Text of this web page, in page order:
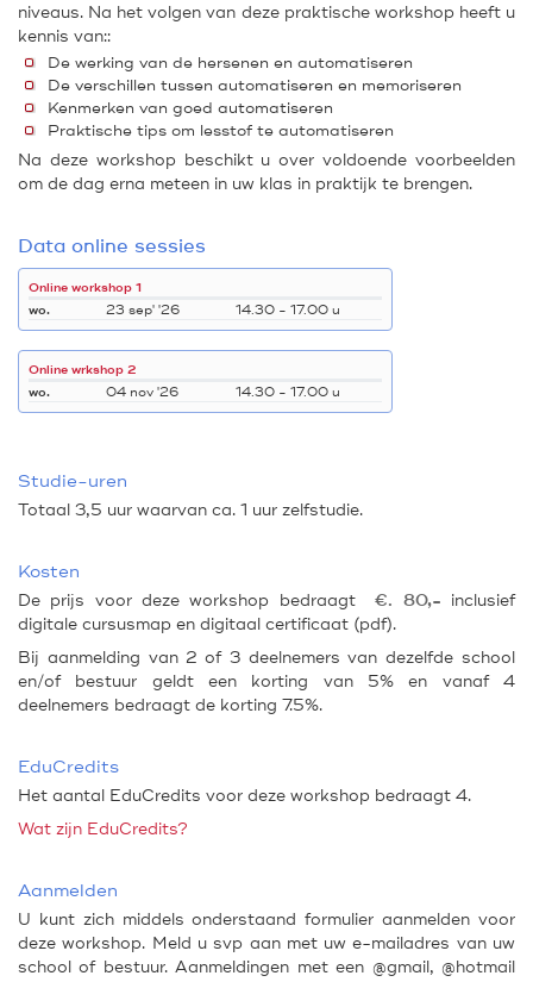
niveaus. Na het volgen van deze praktische workshop heeft u
kennis van::
De werking van de hersenen en automatiseren
De verschillen tussen automatiseren en memoriseren
Kenmerken van goed automatiseren
Praktische tips om lesstof te automatiseren
Na deze workshop beschikt u over voldoende voorbeelden
om de dag erna meteen in uw klas in praktijk te brengen.
Data online sessies
Online workshop 1
wo.
23 sep' '26 14.30 - 17.00 u
Online wrkshop 2
wo.
04 nov '26 14.30 - 17.00 u
Studie-uren
Totaal 3,5 uur waarvan ca. 1 uur zelfstudie.
Kosten
De prijs voor deze workshop bedraagt €. 80,- inclusief
digitale cursusmap en digitaal certificaat (pdf).
Bij aanmelding van 2 of 3 deelnemers van dezelfde school
en/of bestuur geldt een korting van 5% en vanaf 4
deelnemers bedraagt de korting 7.5%.
EduCredits
Het aantal EduCredits voor deze workshop bedraagt 4.
Wat zijn EduCredits?
Aanmelden
U kunt zich middels onderstaand formulier aanmelden voor
deze workshop. Meld u svp aan met uw e-mailadres van uw
school of bestuur. Aanmeldingen met een @gmail, @hotmail